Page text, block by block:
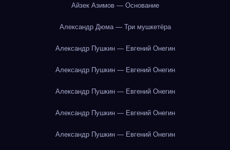
Айзек Азимов — Основание
Александр Дюма — Три мушкетёра
Александр Пушкин — Евгений Онегин
Александр Пушкин — Евгений Онегин
Александр Пушкин — Евгений Онегин
Александр Пушкин — Евгений Онегин
Александр Пушкин — Евгений Онегин